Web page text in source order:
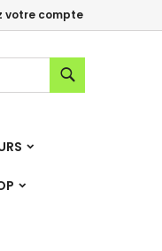
votre compte